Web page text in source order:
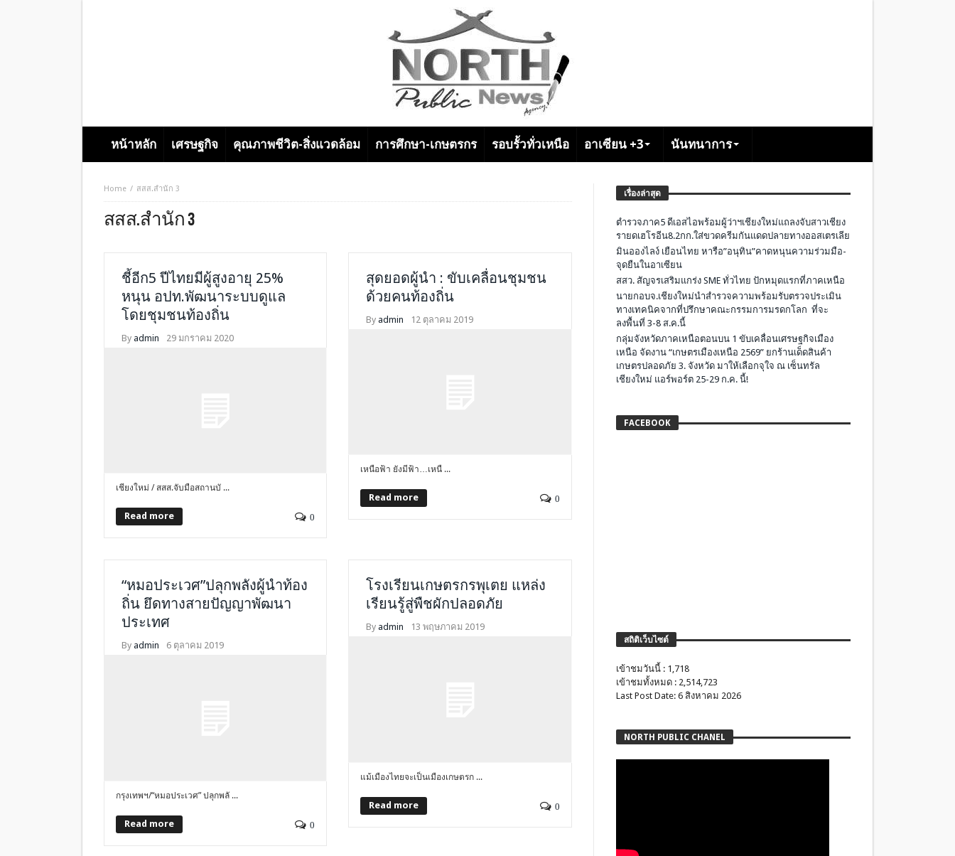
หน้าหลัก เศรษฐกิจ คุณภาพชีวิต-สิ่งแวดล้อม การศึกษา-เกษตรกร รอบรั้วทั่วเหนือ อาเซียน +3 นันทนาการ
Home สสส.สำนัก 3
สสส.สำนัก 3
ชี้อีก5 ปีไทยมีผู้สูงอายุ 25%
หนุน อปท.พัฒนาระบบดูแล
โดยชุมชนท้องถิ่น
By admin 29 มกราคม 2020
เชียงใหม่ / สสส.จับมือสถานบั ...
Read more 0
สุดยอดผู้นำ : ขับเคลื่อนชุมชน
ด้วยคนท้องถิ่น
By admin 12 ตุลาคม 2019
เหนือฟ้า ยังมีฟ้า…เหนื ...
Read more 0
“หมอประเวศ”ปลุกพลังผู้นำท้อง
ถิ่น ยึดทางสายปัญญาพัฒนา
ประเทศ
By admin 6 ตุลาคม 2019
กรุงเทพฯ/“หมอประเวศ” ปลุกพลั ...
Read more 0
โรงเรียนเกษตรกรพุเตย แหล่ง
เรียนรู้สู่พืชผักปลอดภัย
By admin 13 พฤษภาคม 2019
แม้เมืองไทยจะเป็นเมืองเกษตรก ...
Read more 0
เรื่องล่าสุด
ตำรวจภาค5 ดีเอสไอพร้อมผู้ว่าฯเชียงใหม่แถลงจับสาวเชียง
รายดเฮโรอีน8.2กก.ใส่ขวดครีมกันแดดปลายทางออสเตรเลีย
มินอองไลง์ เยือนไทย หารือ”อนุทิน”คาดหนุนความร่วมมือ-
จุดยืนในอาเซียน
สสว. สัญจรเสริมแกร่ง SME ทั่วไทย ปักหมุดแรกที่ภาคเหนือ
นายกอบจ.เชียงใหม่นำสำรวจความพร้อมรับตรวจประเมิน
ทางเทคนิคจากที่ปรึกษาคณะกรรมการมรดกโลก ที่จะ
ลงพื้นที่ 3-8 ส.ค.นี้
กลุ่มจังหวัดภาคเหนือตอนบน 1 ขับเคลื่อนเศรษฐกิจเมือง
เหนือ จัดงาน “เกษตรเมืองเหนือ 2569” ยกร้านเด็ดสินค้า
เกษตรปลอดภัย 3. จังหวัด มาให้เลือกจุใจ ณ เซ็นทรัล
เชียงใหม่ แอร์พอร์ต 25-29 ก.ค. นี้!
FACEBOOK
สถิติเว็บไซต์
เข้าชมวันนี้ : 1,718
เข้าชมทั้งหมด : 2,514,723
Last Post Date: 6 สิงหาคม 2026
NORTH PUBLIC CHANEL